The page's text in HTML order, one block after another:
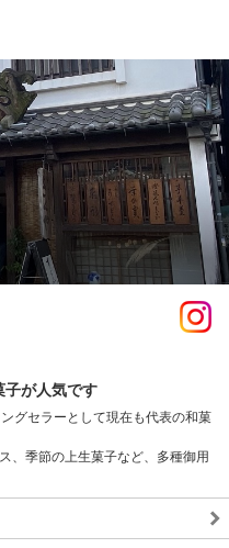
が人気です
グセラーとして現在も代表の和菓
、季節の上生菓子など、多種御用